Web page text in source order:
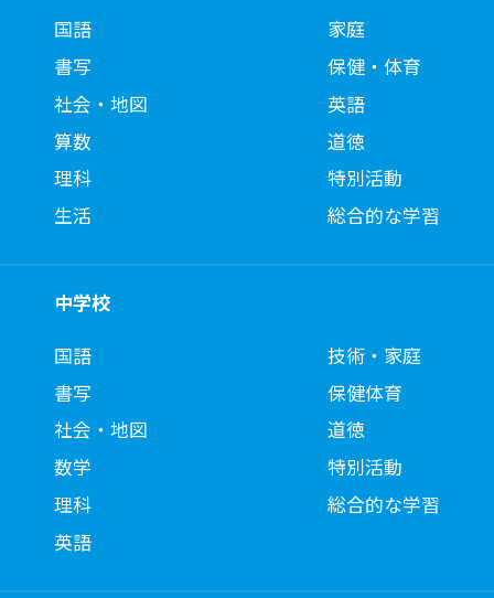
国語
書写
社会・地図
算数
理科
生活
家庭
保健・体育
英語
道徳
特別活動
総合的な学習
中学校
国語
書写
社会・地図
数学
理科
英語
技術・家庭
保健体育
道徳
特別活動
総合的な学習